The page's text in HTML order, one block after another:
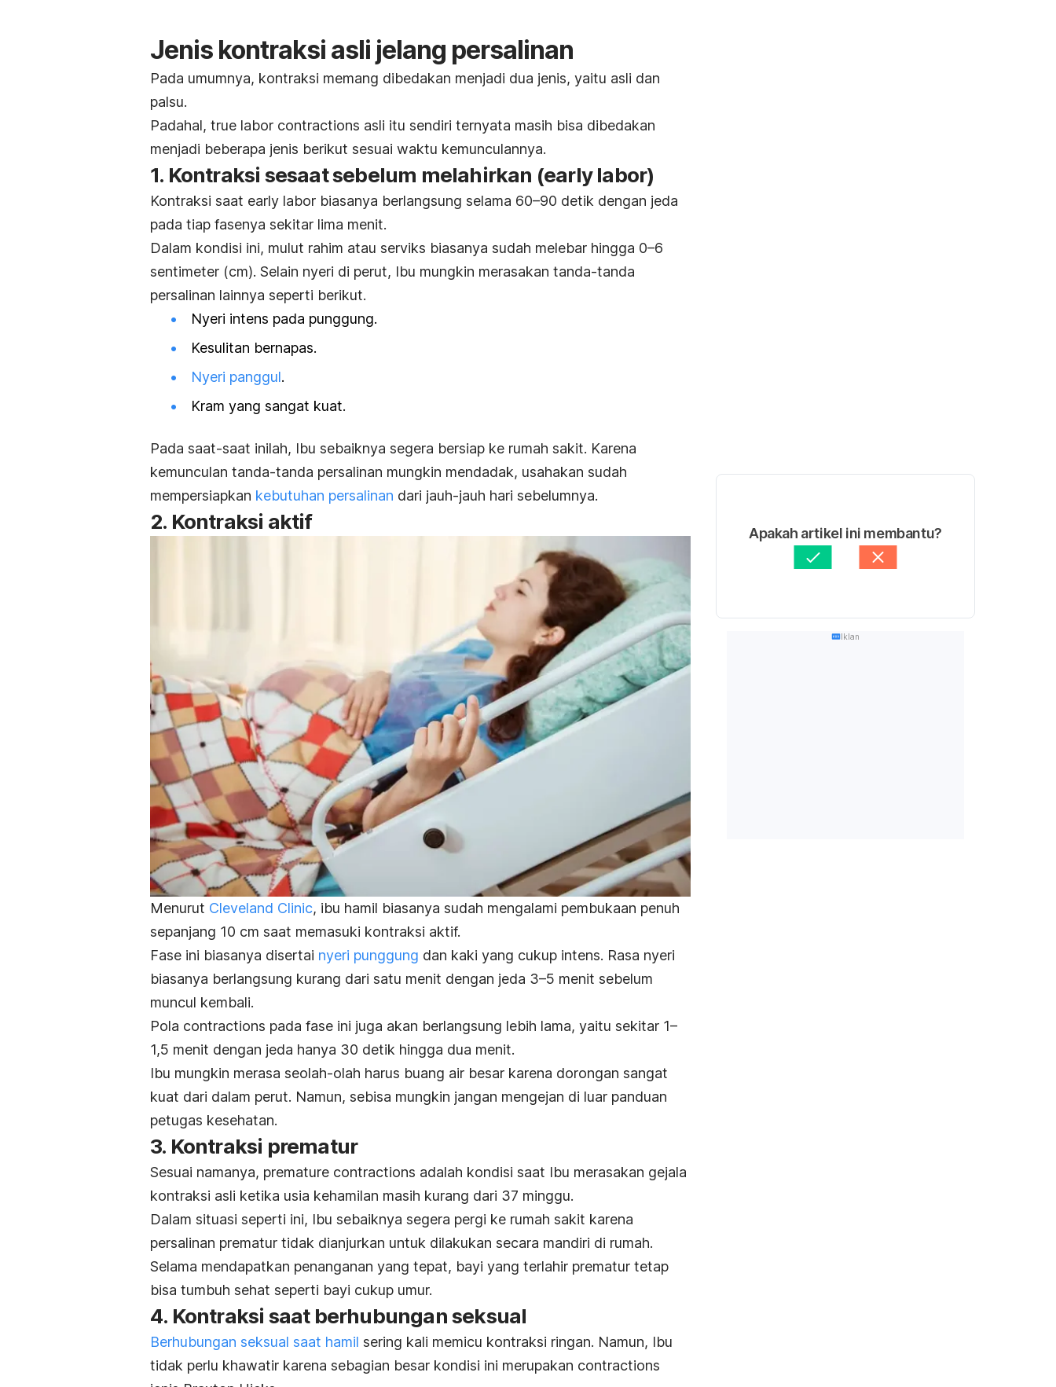
Jenis kontraksi asli jelang persalinan
Pada umumnya, kontraksi memang dibedakan menjadi dua jenis, yaitu asli dan
palsu.
Padahal, true labor contractions asli itu sendiri ternyata masih bisa dibedakan
menjadi beberapa jenis berikut sesuai waktu kemunculannya.
1. Kontraksi sesaat sebelum melahirkan (early labor)
Kontraksi saat early labor biasanya berlangsung selama 60–90 detik dengan jeda
pada tiap fasenya sekitar lima menit.
Dalam kondisi ini, mulut rahim atau serviks biasanya sudah melebar hingga 0–6
sentimeter (cm). Selain nyeri di perut, Ibu mungkin merasakan tanda-tanda
persalinan lainnya seperti berikut.
Nyeri intens pada punggung.
Kesulitan bernapas.
Nyeri panggul.
Kram yang sangat kuat.
Pada saat-saat inilah, Ibu sebaiknya segera bersiap ke rumah sakit. Karena
kemunculan tanda-tanda persalinan mungkin mendadak, usahakan sudah
mempersiapkan kebutuhan persalinan dari jauh-jauh hari sebelumnya.
2. Kontraksi aktif
Menurut Cleveland Clinic, ibu hamil biasanya sudah mengalami pembukaan penuh
sepanjang 10 cm saat memasuki kontraksi aktif.
Fase ini biasanya disertai nyeri punggung dan kaki yang cukup intens. Rasa nyeri
biasanya berlangsung kurang dari satu menit dengan jeda 3–5 menit sebelum
muncul kembali.
Pola contractions pada fase ini juga akan berlangsung lebih lama, yaitu sekitar 1–
1,5 menit dengan jeda hanya 30 detik hingga dua menit.
Ibu mungkin merasa seolah-olah harus buang air besar karena dorongan sangat
kuat dari dalam perut. Namun, sebisa mungkin jangan mengejan di luar panduan
petugas kesehatan.
3. Kontraksi prematur
Sesuai namanya, premature contractions adalah kondisi saat Ibu merasakan gejala
kontraksi asli ketika usia kehamilan masih kurang dari 37 minggu.
Dalam situasi seperti ini, Ibu sebaiknya segera pergi ke rumah sakit karena
persalinan prematur tidak dianjurkan untuk dilakukan secara mandiri di rumah.
Selama mendapatkan penanganan yang tepat, bayi yang terlahir prematur tetap
bisa tumbuh sehat seperti bayi cukup umur.
4. Kontraksi saat berhubungan seksual
Berhubungan seksual saat hamil sering kali memicu kontraksi ringan. Namun, Ibu
tidak perlu khawatir karena sebagian besar kondisi ini merupakan contractions
Apakah artikel ini membantu?
Iklan